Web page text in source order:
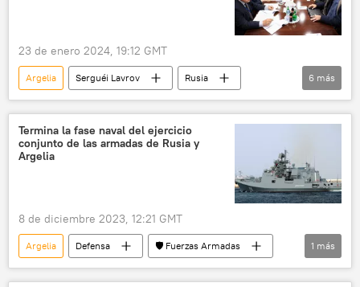
23 de enero 2024, 19:12 GMT
Argelia Serguéi Lavrov
Rusia
Internacional
Líbano
🌍 Oriente Medio
📰 Conflicto palestino-israelí
Irán
6 más
Termina la fase naval del ejercicio
conjunto de las armadas de Rusia y
Argelia
8 de diciembre 2023, 12:21 GMT
Argelia Defensa
🛡️ Fuerzas Armadas
Rusia
1 más